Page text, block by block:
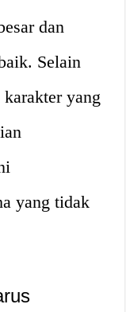
dan
Selain
yang
yang tidak